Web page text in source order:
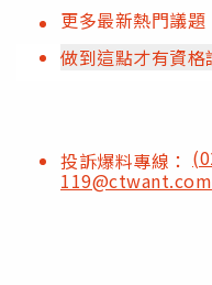
更多最新熱門議
做到這點才有資格
投訴爆料專線：
119@ctwant.com